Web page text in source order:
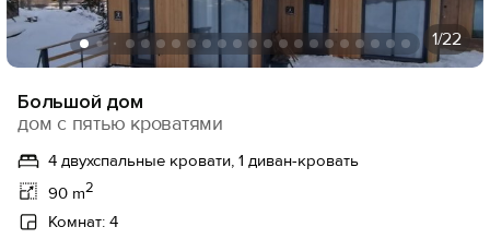
1/22
Большой дом
дом с пятью кроватями
4 двухспальные кровати, 1 диван-кровать
90 m2
Комнат: 4